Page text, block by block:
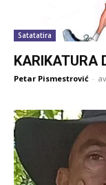
Satatatira
KARIKATURA
Petar Pismestrović -